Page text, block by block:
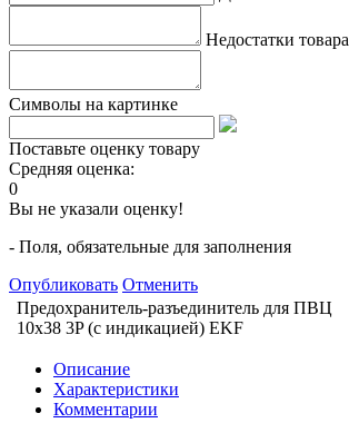
Недостатки товара
Символы на картинке
Поставьте оценку товару
Средняя оценка:
0
Вы не указали оценку!
- Поля, обязательные для заполнения
Опубликовать Отменить
Предохранитель-разъединитель для ПВЦ
10x38 3P (с индикацией) EKF
Описание
Характеристики
Комментарии